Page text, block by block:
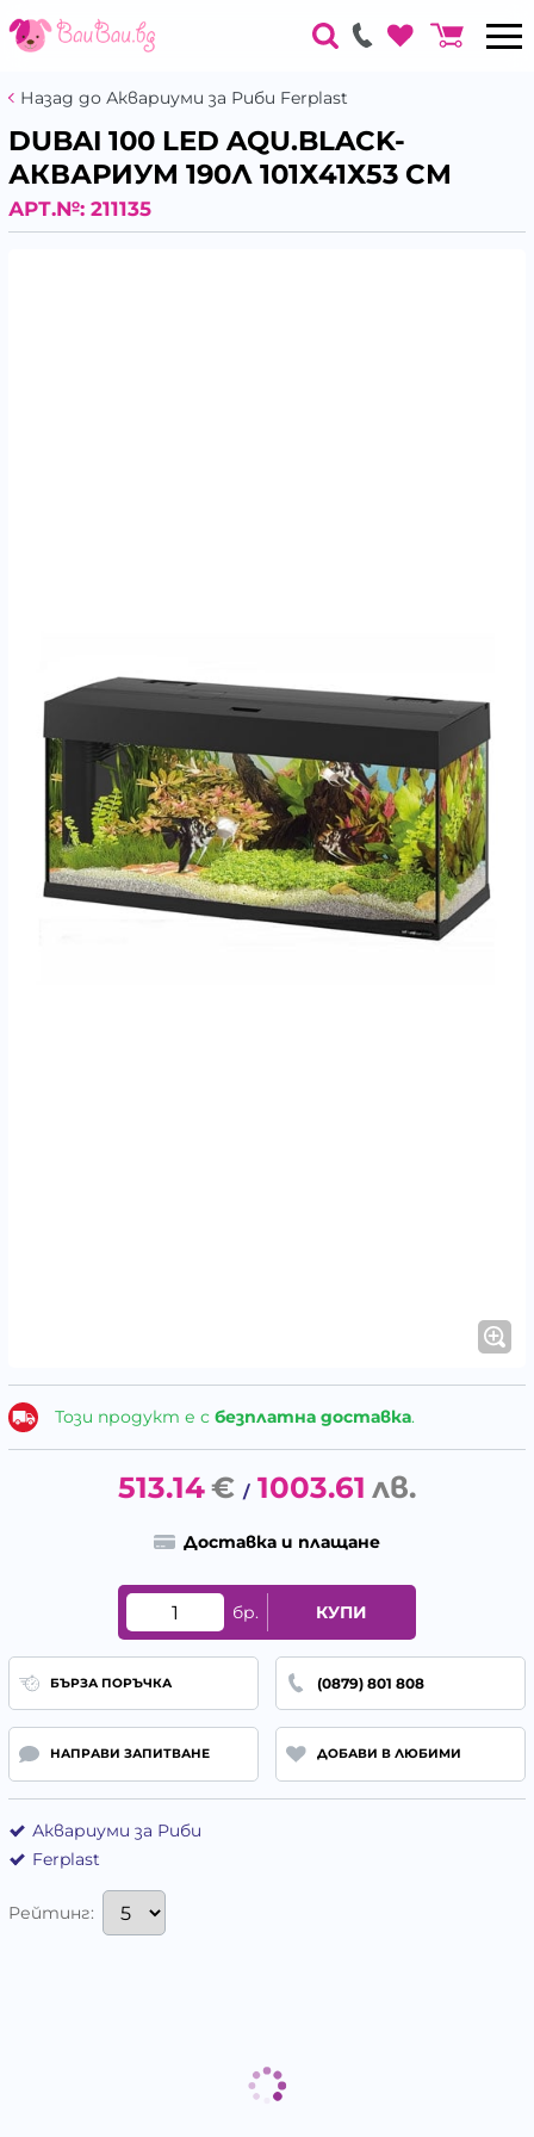
Назад до Аквариуми за Риби Ferplast
DUBAI 100 LED AQU.BLACK-
АКВАРИУМ 190Л 101Х41Х53 СМ
АРТ.№: 211135
Този продукт е с безплатна доставка.
513.14€ / 1003.61 лв.
Доставка и плащане
бр. КУПИ
БЪРЗА ПОРЪЧКА (0879) 801 808
НАПРАВИ ЗАПИТВАНЕ ДОБАВИ В ЛЮБИМИ
Аквариуми за Риби
Ferplast
Рейтинг: